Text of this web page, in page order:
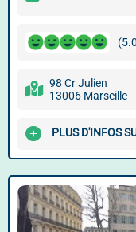
98 Cr Julien
13006 Marseille
PLUS D'INFOS